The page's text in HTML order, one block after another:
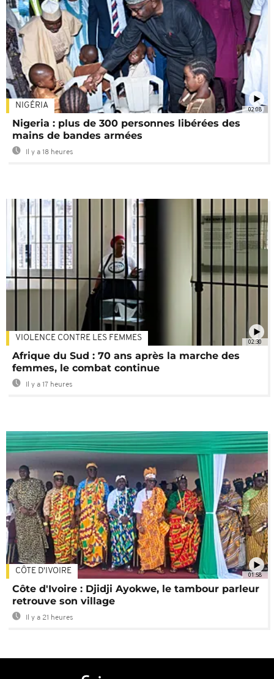
02:08
NIGÉRIA
Nigeria : plus de 300 personnes libérées des
mains de bandes armées
Il y a 18 heures
02:30
VIOLENCE CONTRE LES FEMMES
Afrique du Sud : 70 ans après la marche des
femmes, le combat continue
Il y a 17 heures
01:58
CÔTE D'IVOIRE
Côte d'Ivoire : Djidji Ayokwe, le tambour parleur
retrouve son village
Il y a 21 heures